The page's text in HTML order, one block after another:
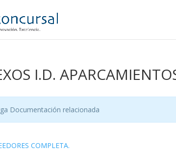
I.D.
Documentación relacionada
COMPLETA.